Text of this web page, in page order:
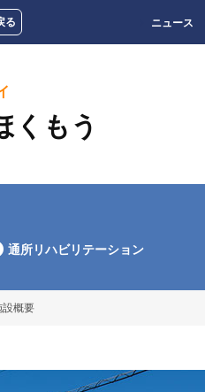
る ニュース
くもう
通所リハビリテーション
設概要